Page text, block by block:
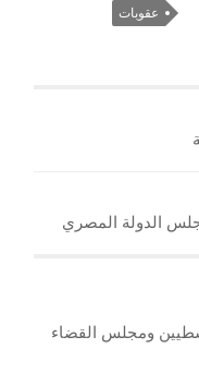
عقوبات
الدولة المصري
ومجلس القضاء